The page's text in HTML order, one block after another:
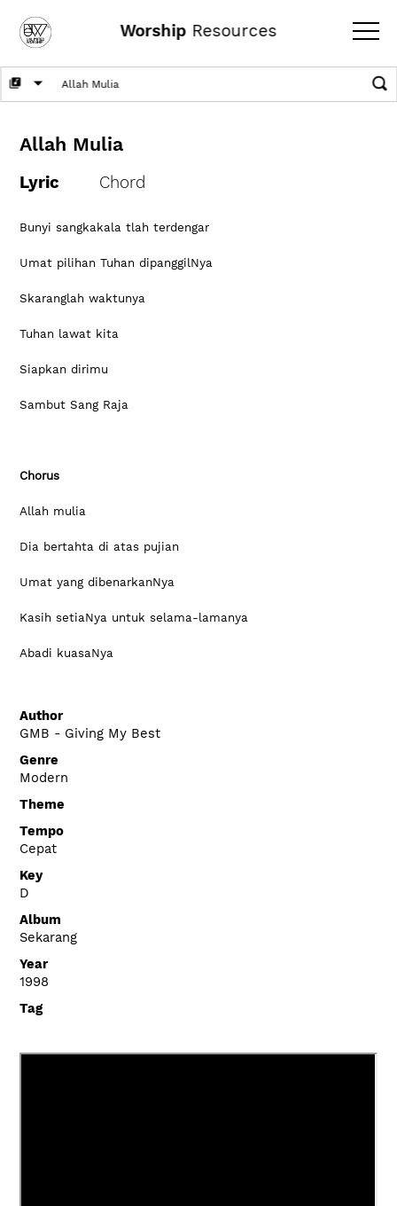
Worship Resources
Allah Mulia
Lyric Chord
Bunyi sangkakala tlah terdengar
Umat pilihan Tuhan dipanggilNya
Skaranglah waktunya
Tuhan lawat kita
Siapkan dirimu
Sambut Sang Raja
Chorus
Allah mulia
Dia bertahta di atas pujian
Umat yang dibenarkanNya
Kasih setiaNya untuk selama-lamanya
Abadi kuasaNya
Author
GMB - Giving My Best
Genre
Modern
Theme
Tempo
Cepat
Key
D
Album
Sekarang
Year
1998
Tag